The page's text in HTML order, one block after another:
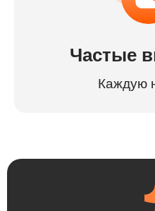
Частые
Каждую